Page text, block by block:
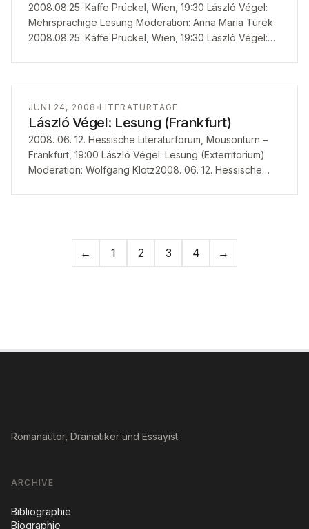
2008.08.25. Kaffe Prückel, Wien, 19:30 László Végel:
Mehrsprachige Lesung Moderation: Anna Maria Türek
2008.08.25. Kaffe Prückel, Wien, 19:30 László Végel:
JUNI 24, 2008 LITERATURTAGE
László Végel: Lesung (Frankfurt)
2008. 06. 12. Hessische Literaturforum, Mousonturn –
Frankfurt, 19:00 László Végel: Lesung (Exterritorium)
Moderation: Wolfgang Klotz2008. 06. 12. Hessische
←
Previous page
1 2 3 4
Next page
→
Romanautor, Dramatiker und Essayist.
ARCHIVE
Bibliographie
Biographie